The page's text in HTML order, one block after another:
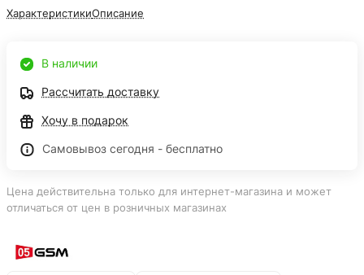
ХарактеристикиОписание
В наличии
Рассчитать доставку
Хочу в подарок
Самовывоз сегодня - бесплатно
Цена действительна только для интернет-магазина и может
отличаться от цен в розничных магазинах